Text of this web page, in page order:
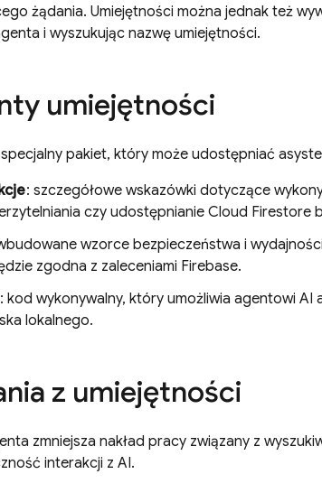
żądania. Umiejętności można jednak też
i wyszukując nazwę umiejętności.
umiejętności
pakiet, który może udostępniać
: szczegółowe wskazówki dotyczące
czy udostępnianieCloud Firestore
wzorce bezpieczeństwa i
zgodna z zaleceniami Firebase.
: kod wykonywalny, który umożliwia agentowi AI
lokalnego.
z umiejętności
zmniejsza nakład pracy związany z
interakcji z AI.